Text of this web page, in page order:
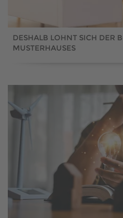
DESHALB LOHNT SICH DER
MUSTERHAUSES